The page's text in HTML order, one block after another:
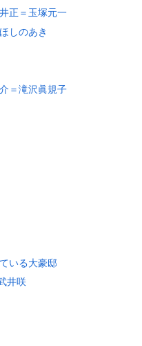
正＝玉塚元一
しのあき
＝滝沢眞規子
いる大豪邸
井咲